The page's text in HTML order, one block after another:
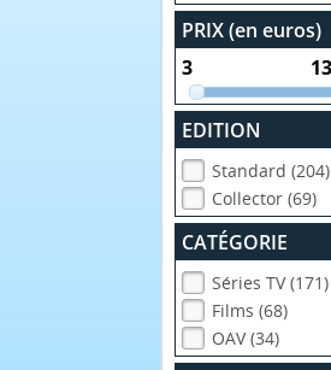
PRIX (en euros)
EDITION
Standard (204)
Collector (69)
CATÉGORIE
Séries TV (171)
Films (68)
OAV (34)